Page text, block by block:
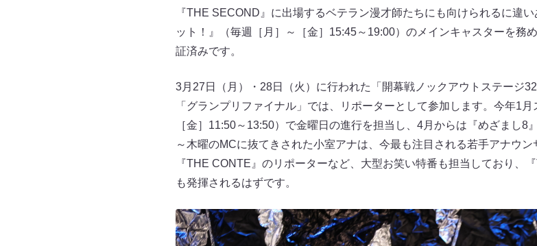
『THE SECOND』に出場するベテラン漫才師たちにも向けられるに違
ット！』（毎週［月］～［金］15:45～19:00）のメインキャスターを務
証済みです。
3月27日（月）・28日（火）に行われた「開幕戦ノックアウトステージ
「グランプリファイナル」では、リポーターとして参加します。今年1
［金］11:50～13:50）で金曜日の進行を担当し、4月からは『めざまし8
～木曜のMCに抜てきされた小室アナは、今最も注目される若手アナウ
『THE CONTE』のリポーターなど、大型お笑い特番も担当しており、
も発揮されるはずです。